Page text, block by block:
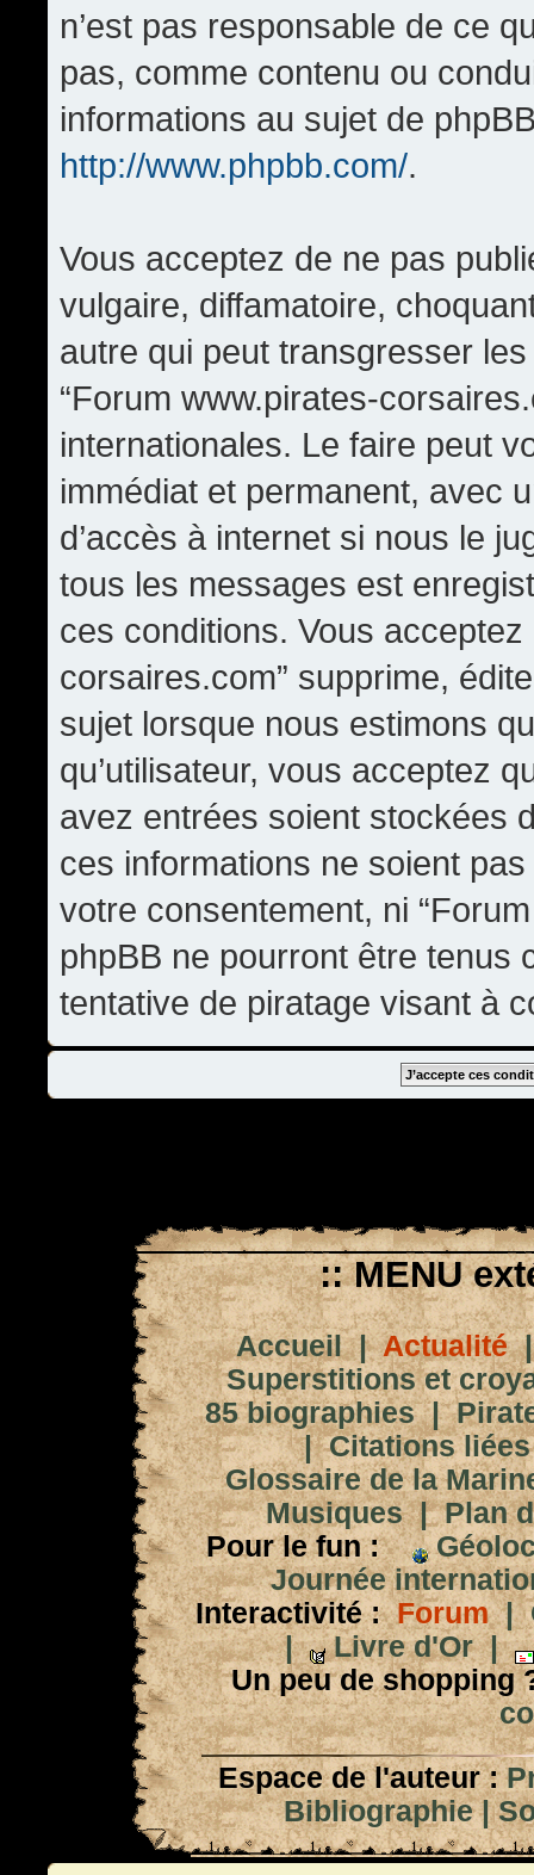
n’est pas responsable de ce
pas, comme contenu ou
informations au sujet de
http://www.phpbb.com/.
Vous acceptez de ne pas
vulgaire, diffamatoire,
autre qui peut transgresser
“Forum www.pirates-
internationales. Le faire peut
immédiat et permanent, avec
d’accès à internet si nous le
tous les messages est
ces conditions. Vous
corsaires.com” supprime,
sujet lorsque nous estimons
qu’utilisateur, vous acceptez
avez entrées soient stockées
ces informations ne soient
votre consentement, ni
phpBB ne pourront être tenus
tentative de piratage visant à
:: MENU
Accueil|Actualité
Superstitions et
85 biographies|
|Citations
Glossaire de la
Musiques|Plan
Pour le fun :
Journée
Interactivité : Forum|
|
Livre d'Or|
Un peu de shopping
Espace de l'auteur :
Bibliographie|